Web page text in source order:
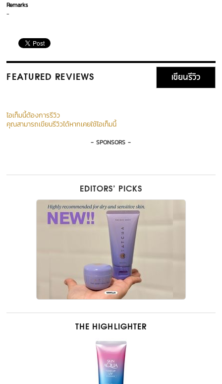
Remarks
-
FEATURED REVIEWS เขียนรีวิว
ไอเท็มนี้ต้องการรีวิว
คุณสามารถเขียนรีวิวได้หากเคยใช้ไอเท็มนี้
- SPONSORS -
EDITORS’ PICKS
THE HIGHLIGHTER